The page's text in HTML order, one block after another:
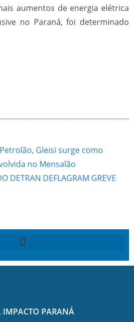
aumentos de energia elétrica
no Paraná, foi determinado
Gleisi surge como
no Mensalão
DETRAN DEFLAGRAM GREVE
IMPACTO PARANÁ